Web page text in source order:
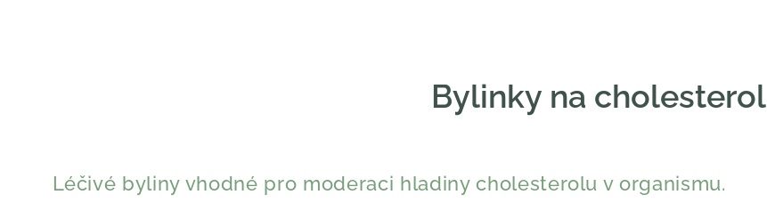
Bylinky na cholesterol
Léčivé byliny vhodné pro moderaci hladiny cholesterolu v organismu.